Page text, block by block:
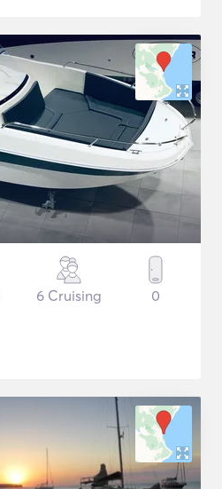
6 Cruising 0